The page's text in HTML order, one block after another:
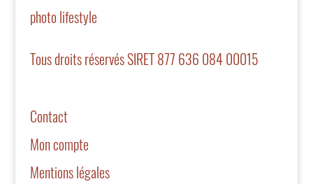
photo lifestyle
Tous droits réservés SIRET 877 636 084 00015
Contact
Mon compte
Mentions légales